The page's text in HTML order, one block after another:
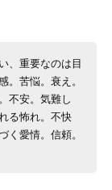
、重要なのは目
苦悩。衰え。
不安。気難し
る怖れ。不快
愛情。信頼。